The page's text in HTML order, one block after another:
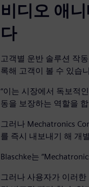
비디오 애
다
고객별 운반 솔루션 작
록해 고객이 볼 수 있습
“이는 시장에서 독보적
동을 보장하는 역할을
그러나 Mechatronics
를 즉시 내보내기 해 개
Blaschke는
그러나 사용자가 이러